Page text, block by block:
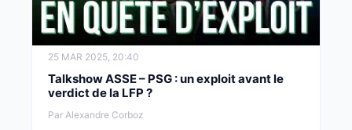
25 MAR 2025, 20:40
Talkshow ASSE – PSG : un exploit avant le
verdict de la LFP ?
Par Alexandre Corboz